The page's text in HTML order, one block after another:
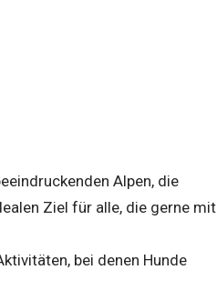
Alpen, die
Ziel für alle, die gerne mit
bei denen Hunde